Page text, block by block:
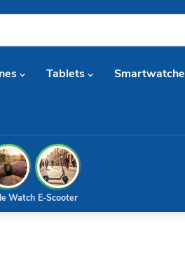
Tablets
E-Scooter
Watch